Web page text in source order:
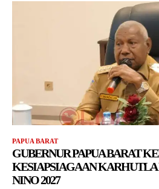
PAPUA BARAT
GUBERNUR PAPUA BARAT
KESIAPSIAGAAN KARHUTLA
NINO 2027